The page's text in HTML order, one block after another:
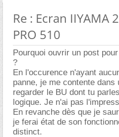
Re : Ecran IIYAMA
PRO 510
Pourquoi ouvrir un post
?
En l'occurence n'ayant
panne, je me contente dans
regarder le BU dont tu
logique. Je n'ai pas
En revanche dès que je
je ferai état de son
distinct.